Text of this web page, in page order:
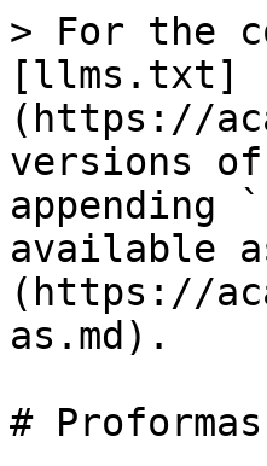
> For the
[llms.txt]
(https://
versions of
appending
available
(https://
as.md).
# Proformas